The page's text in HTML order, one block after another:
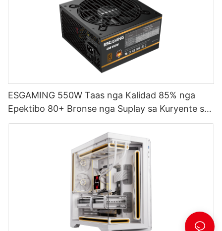
ESGAMING 550W Taas nga Kalidad 85% nga
Epektibo 80+ Bronse nga Suplay sa Kuryente sa
Desktop PC ESB550W